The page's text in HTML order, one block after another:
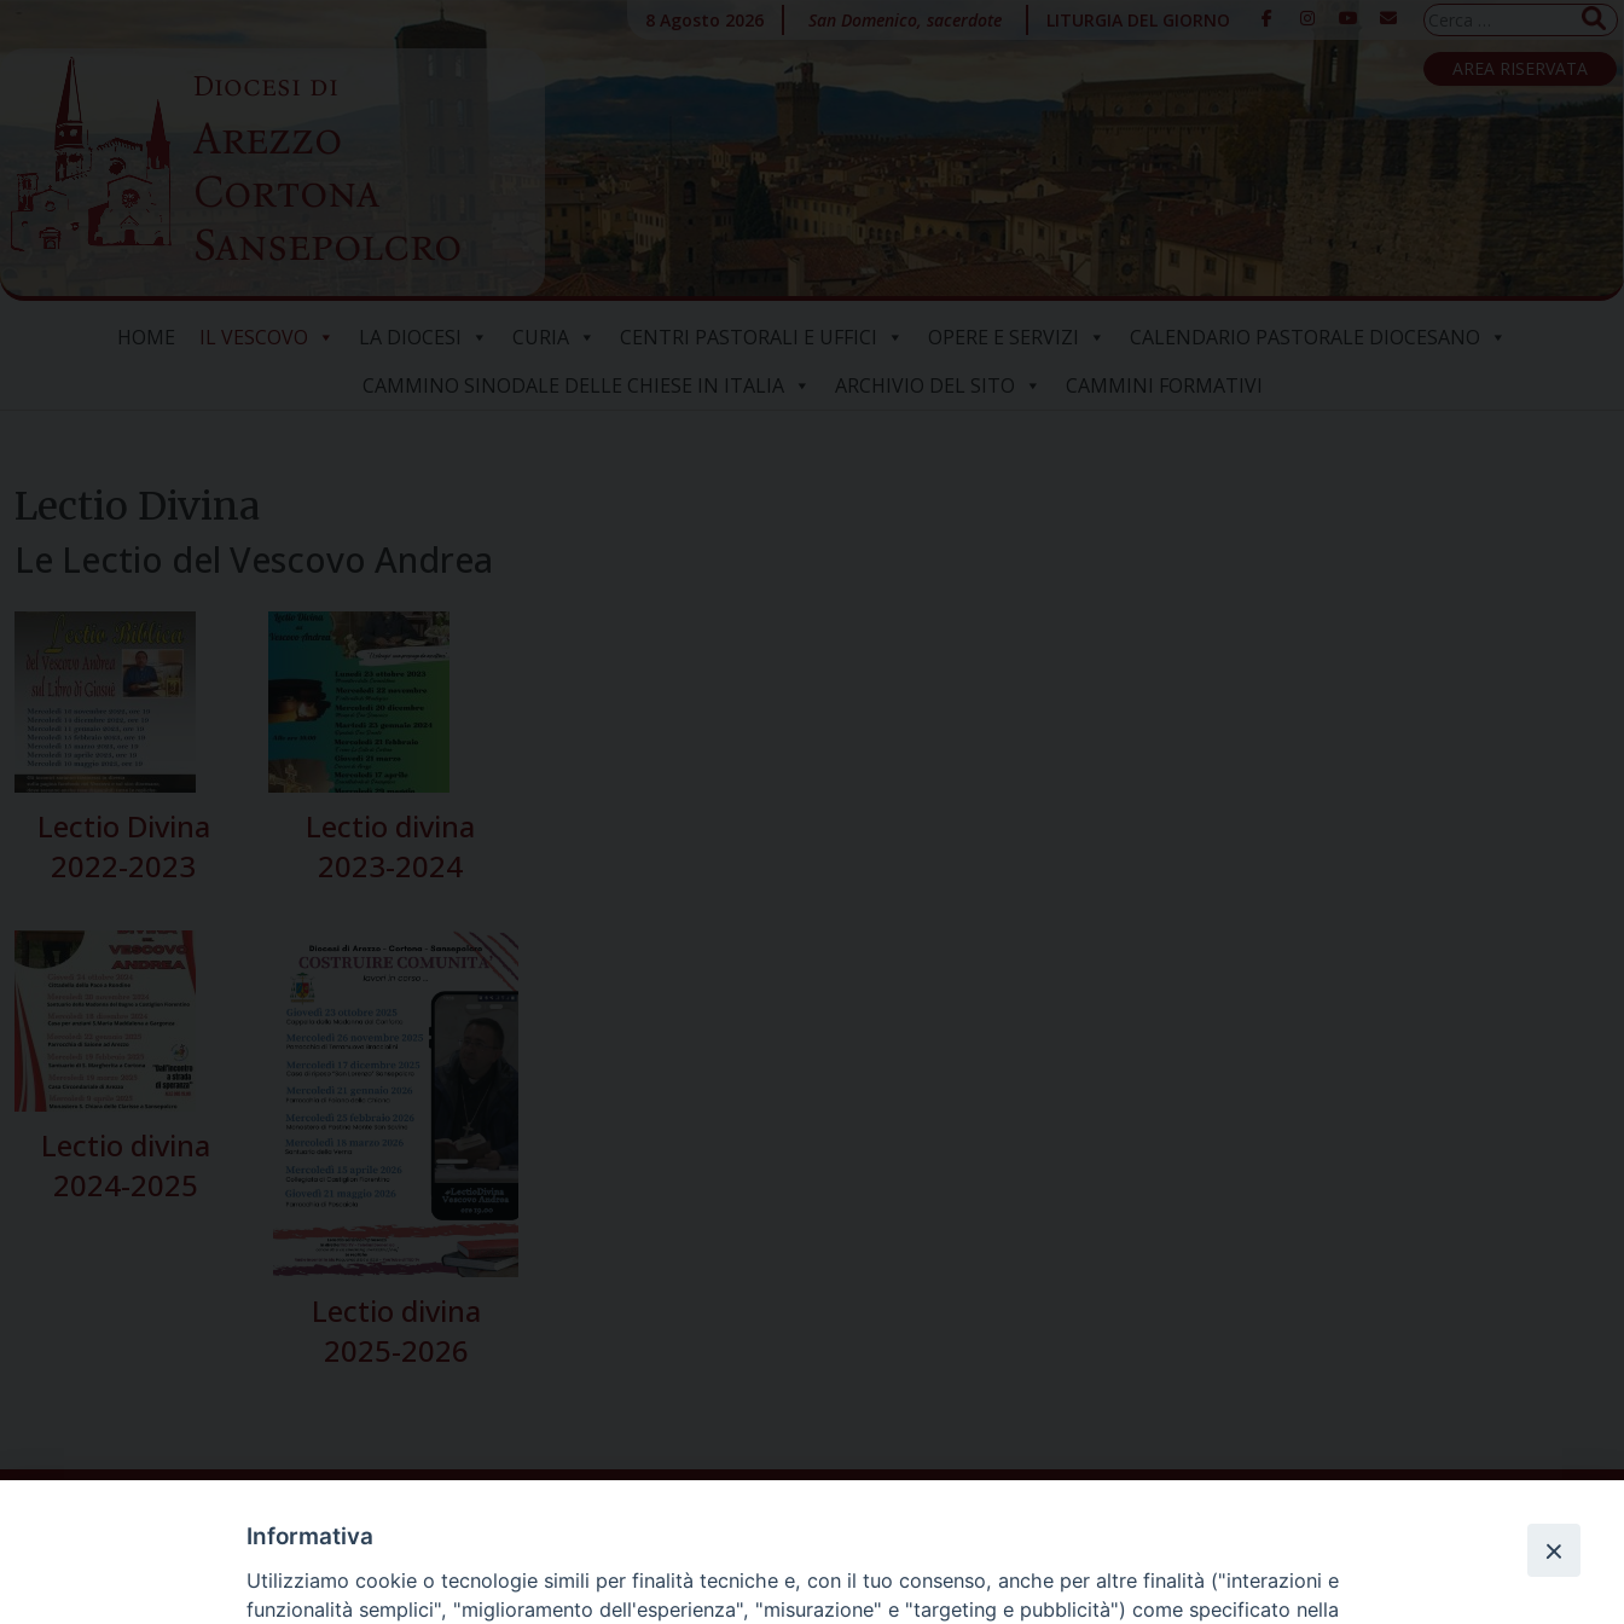
content
Diocesi di
Arezzo
Cortona
Sansepolcro
8 Agosto 2026 San Domenico, sacerdote LITURGIA DEL GIORNO
Ricerca
per:
AREA RISERVATA
HOME IL VESCOVO LA DIOCESI CURIA CENTRI PASTORALI E UFFICI OPERE E SERVIZI
CALENDARIO PASTORALE DIOCESANO
CAMMINO SINODALE DELLE CHIESE IN ITALIA
ARCHIVIO DEL SITO CAMMINI FORMATIVI
Lectio Divina
Le Lectio del Vescovo Andrea
Lectio Divina
2022-2023
Lectio divina
2023-2024
Lectio divina
2024-2025
Lectio divina
2025-2026
Informativa
Utilizziamo cookie o tecnologie simili per finalità tecniche e, con il tuo consenso, anche per altre finalità ("interazioni e
funzionalità semplici", "miglioramento dell'esperienza", "misurazione" e "targeting e pubblicità") come specificato nella